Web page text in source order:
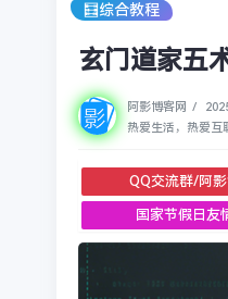
🧮综合教程
玄门道家五
阿影博客网 /
热爱生活，热爱互
QQ交流群/阿
国家节假日友